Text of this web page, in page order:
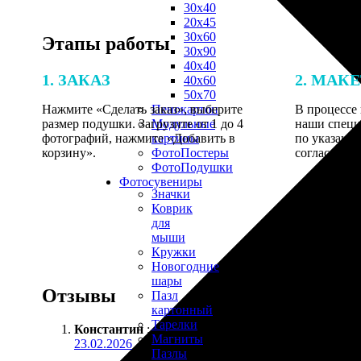
30х40
20х45
30х60
30х90
40х40
40х60
50х70
Пенокартон
Модульные
картины
ФотоПостеры
ФотоПодушки
Фотоcувениры
Значки
Коврик
для
мыши
Кружки
Новогодние
шары
Пазл
картонный
Тарелки
Магниты
Пазлы
Этапы работы
1. ЗАКАЗ
Нажмите «Сделать заказ», выберите
размер подушки. Загрузите от 1 до 4
фотографий, нажмите «Добавить в
корзину».
2.
В процессе
наши
по
Отзывы
Константин :
23.02.2026